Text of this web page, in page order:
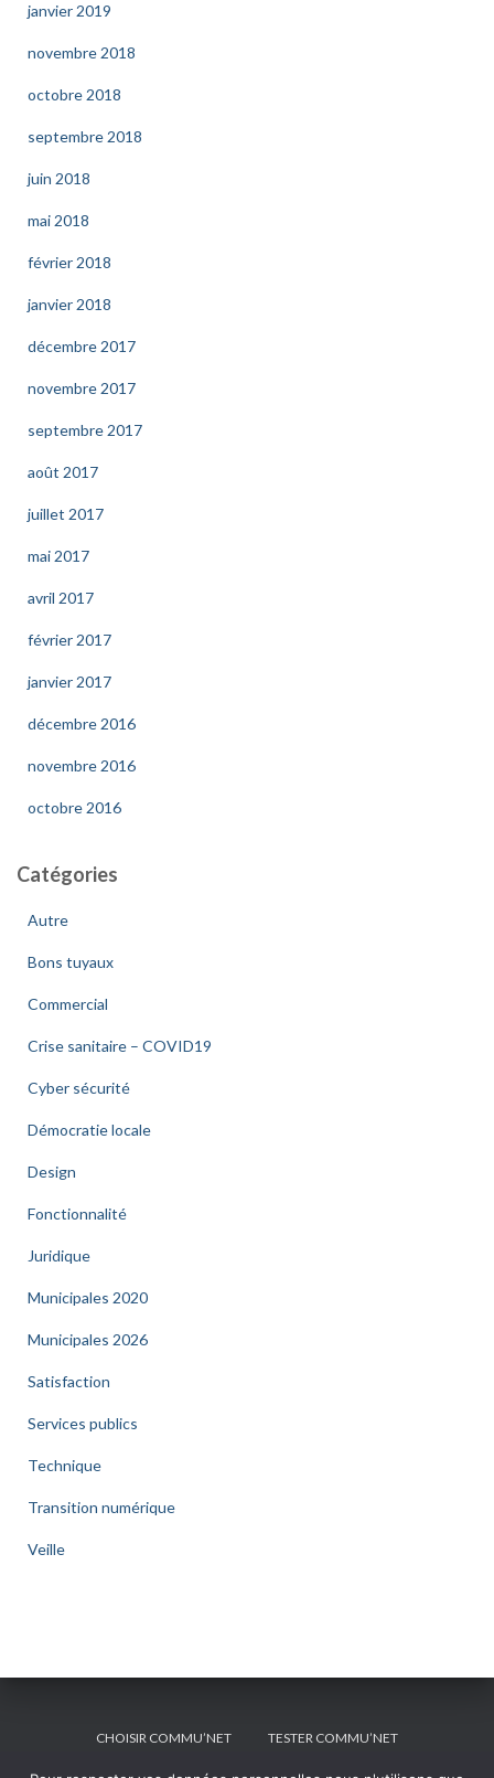
janvier 2019
novembre 2018
octobre 2018
septembre 2018
juin 2018
mai 2018
février 2018
janvier 2018
décembre 2017
novembre 2017
septembre 2017
août 2017
juillet 2017
mai 2017
avril 2017
février 2017
janvier 2017
décembre 2016
novembre 2016
octobre 2016
Catégories
Autre
Bons tuyaux
Commercial
Crise sanitaire – COVID19
Cyber sécurité
Démocratie locale
Design
Fonctionnalité
Juridique
Municipales 2020
Municipales 2026
Satisfaction
Services publics
Technique
Transition numérique
Veille
CHOISIR COMMU’NET TESTER COMMU’NET